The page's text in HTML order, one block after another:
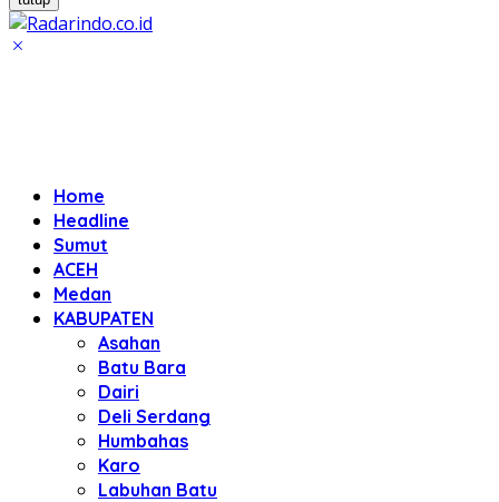
Home
Headline
Sumut
ACEH
Medan
KABUPATEN
Asahan
Batu Bara
Dairi
Deli Serdang
Humbahas
Karo
Labuhan Batu